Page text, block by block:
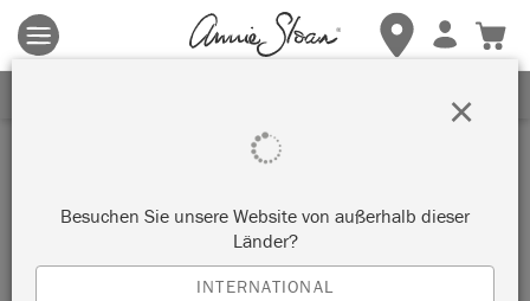
Es gelten die allgemeinen Geschäftsbedingungen.
hierfür weitere Informationen.
Inspiration
ANTOINETTE DINING CHAIR
by Annie Sloan
Besuchen Sie unsere Website von außerhalb dieser
Länder?
INTERNATIONAL
×